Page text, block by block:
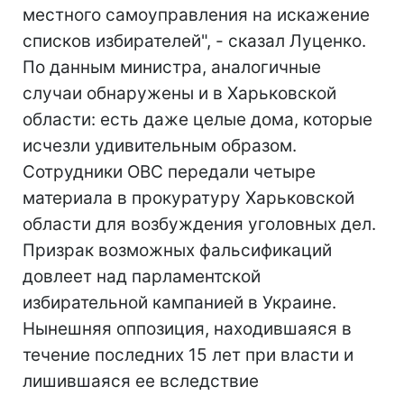
местного самоуправления на искажение
списков избирателей", - сказал Луценко.
По данным министра, аналогичные
случаи обнаружены и в Харьковской
области: есть даже целые дома, которые
исчезли удивительным образом.
Сотрудники ОВС передали четыре
материала в прокуратуру Харьковской
области для возбуждения уголовных дел.
Призрак возможных фальсификаций
довлеет над парламентской
избирательной кампанией в Украине.
Нынешняя оппозиция, находившаяся в
течение последних 15 лет при власти и
лишившаяся ее вследствие